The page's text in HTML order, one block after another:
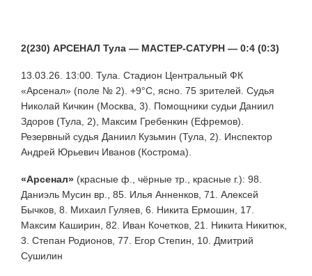
2(230) АРСЕНАЛ Тула — МАСТЕР-САТУРН — 0:4 (0:3)
13.03.26. 13:00. Тула. Стадион Центральный ФК
«Арсенал» (поле № 2). +9°С, ясно. 75 зрителей. Судья
Николай Кичкин (Москва, 3). Помощники судьи Даниил
Здоров (Тула, 2), Максим Гребенкин (Ефремов).
Резервный судья Даниил Кузьмин (Тула, 2). Инспектор
Андрей Юрьевич Иванов (Кострома).
«Арсенал» (красные ф., чёрные тр., красные г.): 98.
Даниэль Мусин вр., 85. Илья Анненков, 71. Алексей
Бычков, 8. Михаил Гуляев, 6. Никита Ермошин, 17.
Максим Каширин, 82. Иван Кочетков, 21. Никита Никитюк,
3. Степан Родионов, 77. Егор Степин, 10. Дмитрий
Сушилин